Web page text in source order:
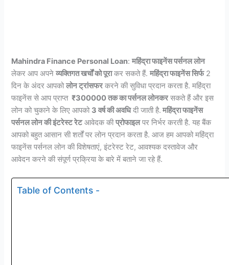
Mahindra Finance Personal Loan:महिंद्रा फाइनेंस पर्सनल लोन
लेकर आप अपनेव्यक्तिगत खर्चों को पूराकर सकते हैं.महिंद्रा फाइनेंस सिर्फ2
दिन के अंदर आपकोलोन ट्रांसफरकरने की सुविधा प्रदान करता है. महिंद्रा
फाइनेंस से आप प्राप्त ₹300000 तक का पर्सनल लोनकरसकते हैं और इस
लोन को चुकाने के लिए आपको 3 वर्ष की अवधिदी जाती है. महिंद्रा फाइनेंस
पर्सनल लोन की इंटरेस्ट रेटआवेदक कीप्रोफाइलपर निर्भर करती है. यह बैंक
आपको बहुत आसान सी शर्तों पर लोन प्रदान करता है. आज हम आपको महिंद्रा
फाइनेंस पर्सनल लोन की विशेषताएं, इंटरेस्ट रेट, आवश्यक दस्तावेज और
आवेदन करने की संपूर्ण प्रक्रिया के बारे में बताने जा रहे हैं.
Table of Contents -